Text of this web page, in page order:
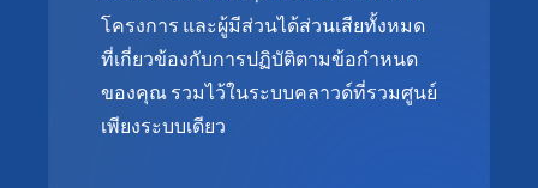
โครงการ และผู้มีส่วนได้ส่วนเสียทั้งหมด
ที่เกี่ยวข้องกับการปฏิบัติตามข้อกำหนด
ของคุณ รวมไว้ในระบบคลาวด์ที่รวมศูนย์
เพียงระบบเดียว